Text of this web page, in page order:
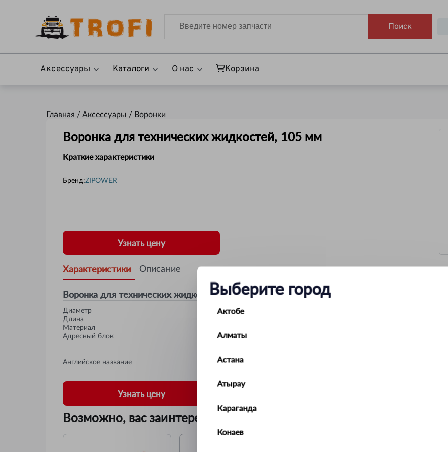
Поиск
Выберите город
Актобе
Алматы
Астана
Атырау
Караганда
Конаев
Аксессуары Каталоги О нас Корзина
Главная / Аксессуары / Воронки
Воронка для технических жидкостей, 105 мм
Краткие характеристики
Бренд:ZIPOWER
Узнать цену
Характеристики Описание
Воронка для технических жидкостей, 105 мм
Диаметр
Длина
Материал
Адресный блок
Сделано в Китае по технологии и под
Products, Inc., США, 01420,
products.comСрок годности изделия
Английское название
Узнать цену
Возможно, вас заинтересует